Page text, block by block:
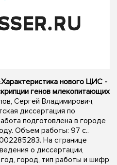
Характеристика нового ЦИС -
генов млекопитающих
Сергей Владимирович,
диссертация по
подготовлена в городе
Объем работы: 97 с..
На странице
о диссертации,
город, тип работы и шифр